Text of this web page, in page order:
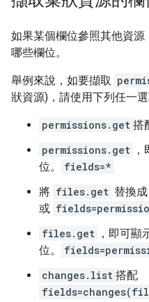
如果某個欄位參照其他資
哪些欄位。
舉例來說，如要擷取
狀資源)，請使用下列任一選
permissions.get 搭
permissions.get
位。
fields=*
將 files.get 替換成
或
files.get ，即可顯
位。
changes.list 搭配